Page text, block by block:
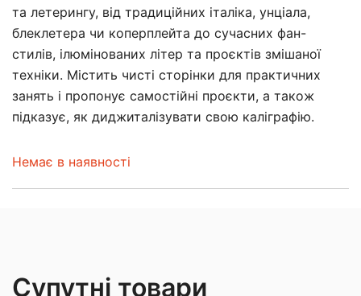
та летерингу, від традиційних італіка, унціала,
блеклетера чи коперплейта до сучасних фан-
стилів, ілюмінованих літер та проєктів змішаної
техніки. Містить чисті сторінки для практичних
занять і пропонує самостійні проєкти, а також
підказує, як диджиталізувати свою каліграфію.
Немає в наявності
Супутні товари